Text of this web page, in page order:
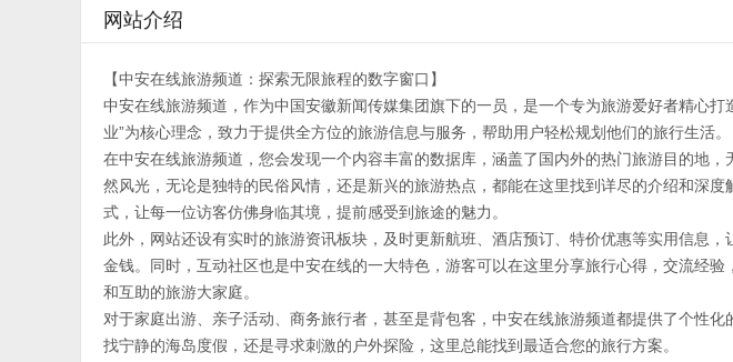
网站介绍
【中安在线旅游频道：探索无限旅程的数字窗口】
中安在线旅游频道，作为中国安徽新闻传媒集团旗下的一员，是一个专为旅游爱好者精心
业”为核心理念，致力于提供全方位的旅游信息与服务，帮助用户轻松规划他们的旅行生活。
在中安在线旅游频道，您会发现一个内容丰富的数据库，涵盖了国内外的热门旅游目的地
然风光，无论是独特的民俗风情，还是新兴的旅游热点，都能在这里找到详尽的介绍和深
式，让每一位访客仿佛身临其境，提前感受到旅途的魅力。
此外，网站还设有实时的旅游资讯板块，及时更新航班、酒店预订、特价优惠等实用信息
金钱。同时，互动社区也是中安在线的一大特色，游客可以在这里分享旅行心得，交流经
和互助的旅游大家庭。
对于家庭出游、亲子活动、商务旅行者，甚至是背包客，中安在线旅游频道都提供了个性
找宁静的海岛度假，还是寻求刺激的户外探险，这里总能找到最适合您的旅行方案。